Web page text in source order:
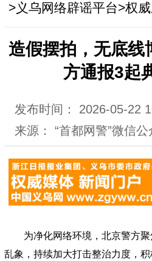
>义乌网络辟谣平台>权
造假摆拍，无底线
方通报3起
发布时间： 2026-05-22
来源： “首都网警”微信公
为净化网络环境，北京警方聚
乱象，持续加大打击整治力度，